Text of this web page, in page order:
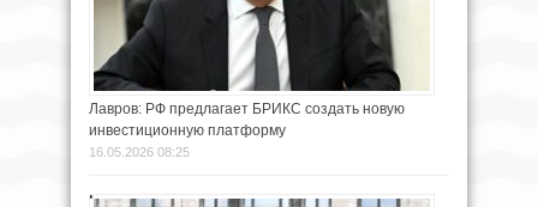
Лавров: РФ предлагает БРИКС создать новую
инвестиционную платформу
16.05.2026 08:25